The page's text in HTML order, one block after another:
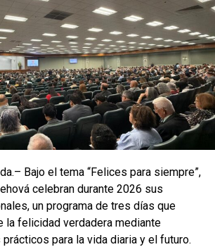
de los hechos, la jefa de
Sewell, dijo a los medios que el
investigando como terrorismo y
ha sido un incidente violento,
tiene heridas mortales como
este caso”.
un hombre ataviado con un chaleco
y una máscara de gasque
llenar de humo el vagón de tren
a tiros contra los viajeros en su
por Brooklyn. El hombre, deraza negra,
corpulenta, escapó
medio de la confusión.
Bajo el tema “Felices para siempre”,
celebran durante 2026 sus
un programa de tres días que
la felicidad verdadera mediante
para la vida diaria y el futuro.